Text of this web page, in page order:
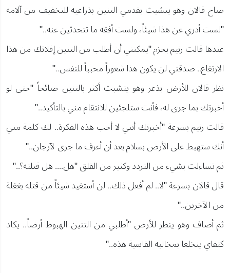
صاح قالان وهو يتشبث بقدمي التنين بذراعيه للتخفيف من آلامه
"لست أدري عن هذا شيئاً، ولست أفقه ما تتحدثين عنه.."
عندها قالت رنيم بحزم "يمكنني أن أطلب من التنين إفلاتك من هذا
الارتفاع.. صدقني لن يكون هذا شعوراً محبباً للنفس.."
نظر قالان للأرض بذعر وهو يتشبث أكثر بالتنين صائحاً "حتى لو
أخبرتك بما جرى له، فأنت ستلجئين للانتقام مني بالتأكيد.."
قالت رنيم بسرعة "أخبرتك أنني لا أحب هذه الفكرة.. لك كلمة مني
أنك ستهبط على الأرض بسلام بعد أن أعرف ما جرى لآرجان.."
ثم تساءلت بشيء من التردد وكثير من القلق "هل.... هل قتلته؟.."
قال قالان بسرعة "لا.. لم أفعل ذلك.. لن أستفيد شيئاً من قتله بغفلة
من الآخرين.."
ثم أضاف وهو ينظر للأرض "أطلبي من التنين الهبوط أرضاً.. يكاد
كتفاي ينخلعا بمخالبه القاسية هذه.."